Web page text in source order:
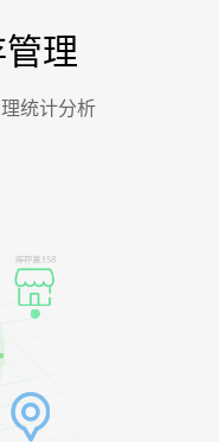
理
统计分析